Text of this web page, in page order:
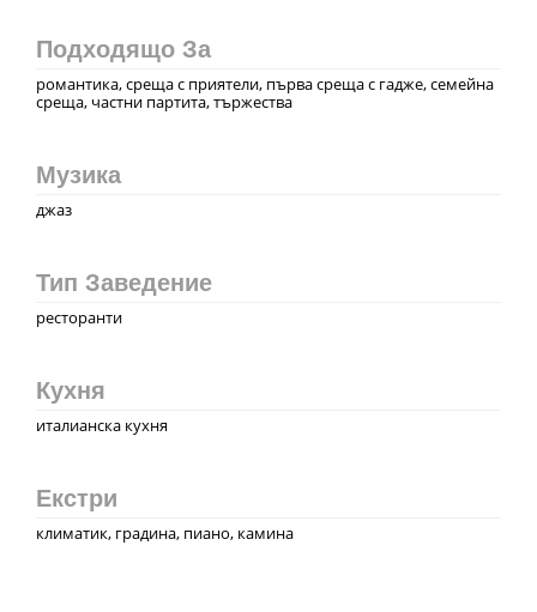
Подходящо За
романтика, среща с приятели, първа среща с гадже, семейна
среща, частни партита, тържества
Музика
джаз
Тип Заведение
ресторанти
Кухня
италианска кухня
Екстри
климатик, градина, пиано, камина